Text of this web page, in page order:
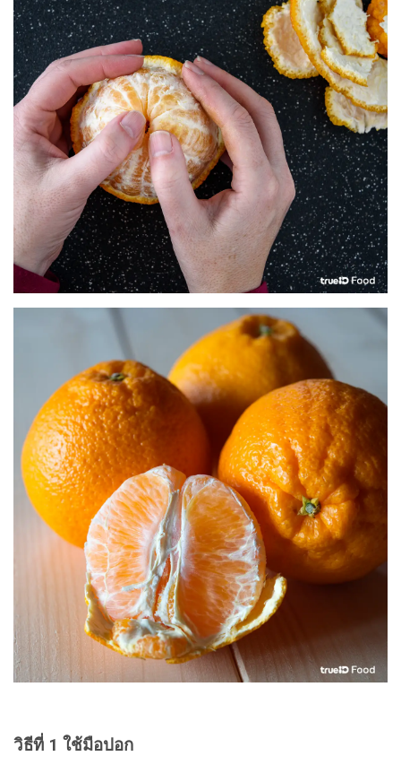
วิธีที่ 1 ใช้มือปอก